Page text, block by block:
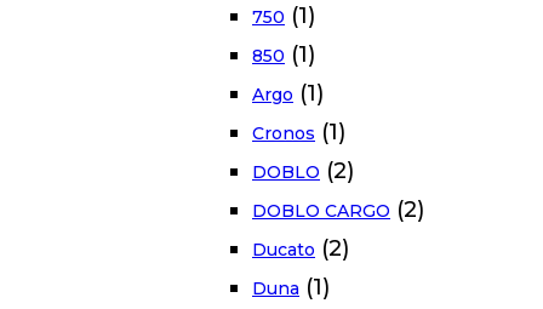
750 (1)
850 (1)
Argo (1)
Cronos (1)
DOBLO (2)
DOBLO CARGO (2)
Ducato (2)
Duna (1)